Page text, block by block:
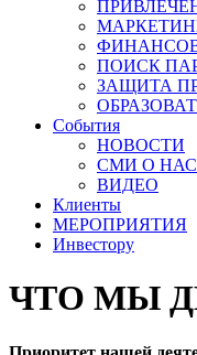
ПОИСК
ЗАЩИТА
События
НОВОСТИ
СМИ О НАС
ВИДЕО
Клиенты
МЕРОПРИЯТИЯ
Инвестору
ЧТО МЫ